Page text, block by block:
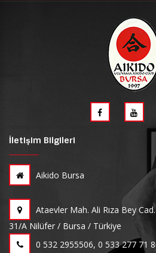
İletişim Bilgileri
Aikido Bursa
Ataevler Mah. Ali Rıza Bey
31/A Nilüfer / Bursa / Türkiye
0 532 2955506, 0 533 277 71